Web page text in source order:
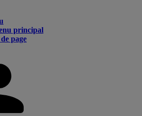
principal
page